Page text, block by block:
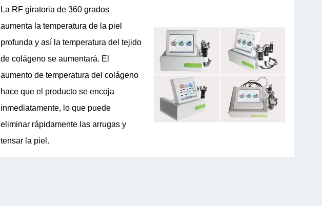
La RF giratoria de 360 grados
aumenta la temperatura de la piel
profunda y así la temperatura del tejido
de colágeno se aumentará. El
aumento de temperatura del colágeno
hace que el producto se encoja
inmediatamente, lo que puede
eliminar rápidamente las arrugas y
tensar la piel.